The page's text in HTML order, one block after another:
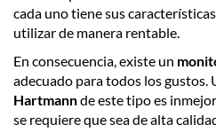
cada uno tiene sus
utilizar de manera rentable.
En consecuencia, existe un
adecuado para todos los gustos.
Hartmannde este tipo es
se requiere que sea de alta